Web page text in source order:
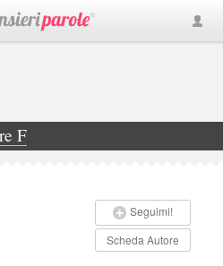
F
Seguimi!
Scheda Autore